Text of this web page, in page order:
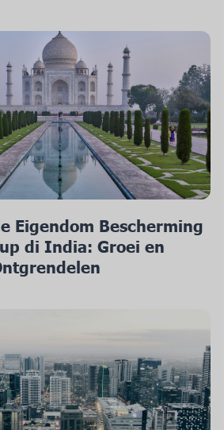
Eigendom Bescherming
di India: Groei en